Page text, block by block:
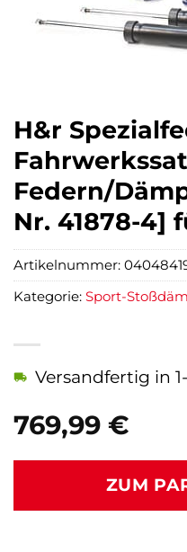
H&r
Federn/
Nr. 41878-4]
769,99 €
Versandfertig in
ZUM
Artikelnummer:
Kategorie: Sport-